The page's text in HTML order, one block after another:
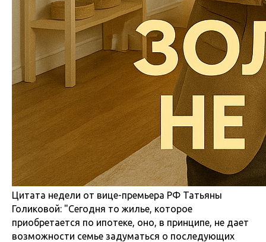
Цитата недели от вице-премьера РФ Татьяны
Голиковой: "Сегодня то жилье, которое
приобретается по ипотеке, оно, в принципе, не дает
возможности семье задуматься о последующих